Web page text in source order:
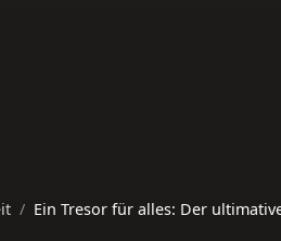
Ein Tresor für alles: Der